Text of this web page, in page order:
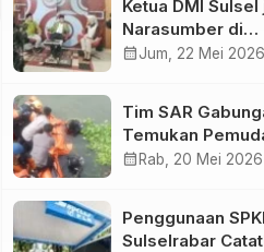
Ketua DMI Sulsel
Narasumber di
Kompas Tv
calendar_monthJum, 22 Mei 2026
Tim SAR
Temukan
Loncat ke Sungai
calendar_month Rab, 20 Mei 2026
Penggunaan
Sulselrabar